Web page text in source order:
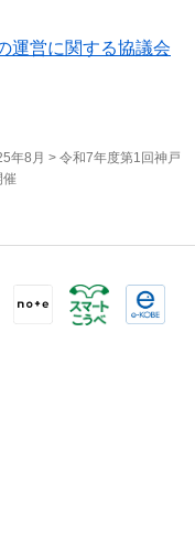
運営に関する協議会
年8月 > 令和7年度第1回神戸